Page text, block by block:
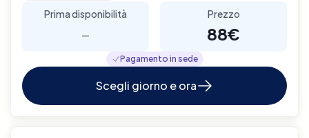
Prima disponibilità
-
Prezzo
88€
Pagamento in sede
Scegli giorno e ora